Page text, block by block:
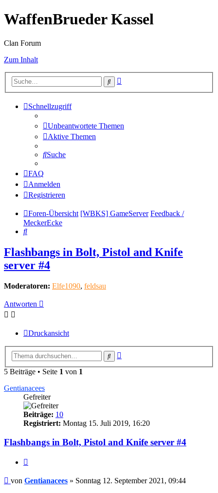
WaffenBrueder Kassel
Clan Forum
Zum Inhalt
Suche
Schnellzugriff
Unbeantwortete Themen
Aktive Themen
Suche
FAQ
Anmelden
Registrieren
Foren-Übersicht [WBKS] GameServer Feedback /
MeckerEcke
Suche
Flashbangs in Bolt, Pistol and Knife
server #4
Moderatoren: Elfe1090, feldsau
Antworten
Druckansicht
Suche
5 Beiträge • Seite 1 von 1
Gentianacees
Gefreiter
Beiträge: 10
Registriert: Montag 15. Juli 2019, 16:20
Flashbangs in Bolt, Pistol and Knife server #4
Beitrag
von Gentianacees » Sonntag 12. September 2021, 09:44